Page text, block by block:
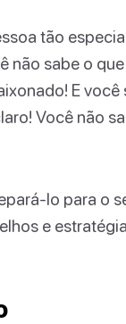
tão
não sabe o
E você
Você não
lo para o
e